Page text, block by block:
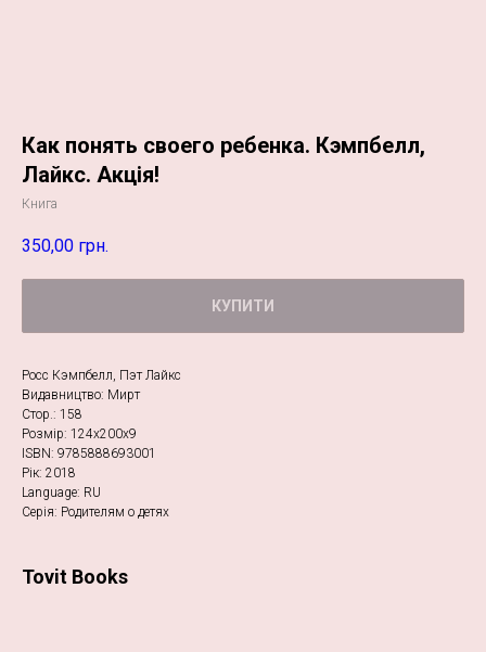
Как понять своего ребенка. Кэмпбелл,
Лайкс. Акція!
Книга
350,00 грн.
КУПИТИ
Росс Кэмпбелл, Пэт Лайкс
Видавництво: Мирт
Стор.: 158
Розмір: 124х200х9
ISBN: 9785888693001
Рік: 2018
Language: RU
Серія: Родителям о детях
Tovit Books